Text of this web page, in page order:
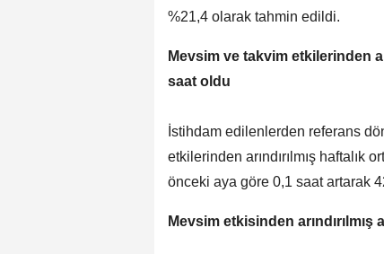
%21,4 olarak tahmin edildi.
Mevsim ve takvim etkilerinden
saat oldu
İstihdam edilenlerden referans
etkilerinden arındırılmış haftalık
önceki aya göre 0,1 saat artarak
Mevsim etkisinden arındırılmış